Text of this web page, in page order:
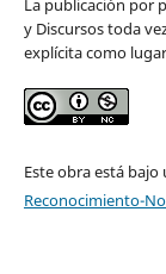
y Discursos toda
explícita como
Este obra está bajo
Reconocimiento-